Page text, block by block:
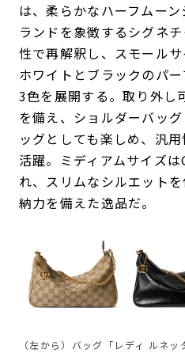
は、柔らかなハーフムー
ランドを象徴するシグネ
性で再解釈し、スモールサ
ホワイトとブラックのパ
3色を展開する。取り外し
を備え、ショルダーバッ
ッグとしても楽しめ、汎
活躍。ミディアムサイズ
れ、スリムなシルエット
納力を備えた逸品だ。
（左から）バッグ「レディ ルネ